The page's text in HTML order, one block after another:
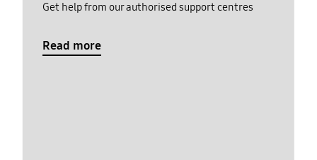
Get help from our authorised support centres
Read more